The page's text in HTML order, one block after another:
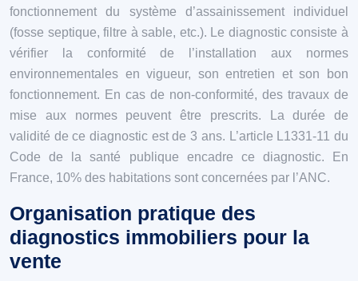
fonctionnement du système d’assainissement individuel
(fosse septique, filtre à sable, etc.). Le diagnostic consiste à
vérifier la conformité de l’installation aux normes
environnementales en vigueur, son entretien et son bon
fonctionnement. En cas de non-conformité, des travaux de
mise aux normes peuvent être prescrits. La durée de
validité de ce diagnostic est de 3 ans. L’article L1331-11 du
Code de la santé publique encadre ce diagnostic. En
France, 10% des habitations sont concernées par l’ANC.
Organisation pratique des
diagnostics immobiliers pour la
vente